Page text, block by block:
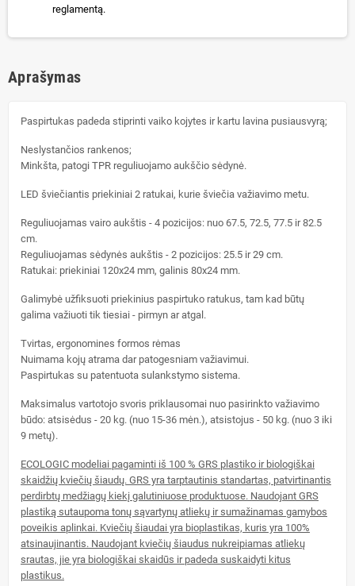
reglamentą.
Aprašymas
Paspirtukas padeda stiprinti vaiko kojytes ir kartu lavina pusiausvyrą;
Neslystančios rankenos;
Minkšta, patogi TPR reguliuojamo aukščio sėdynė.
LED šviečiantis priekiniai 2 ratukai, kurie šviečia važiavimo metu.
Reguliuojamas vairo aukštis - 4 pozicijos: nuo 67.5, 72.5, 77.5 ir 82.5
cm.
Reguliuojamas sėdynės aukštis - 2 pozicijos: 25.5 ir 29 cm.
Ratukai: priekiniai 120x24 mm, galinis 80x24 mm.
Galimybė užfiksuoti priekinius paspirtuko ratukus, tam kad būtų
galima važiuoti tik tiesiai - pirmyn ar atgal.
Tvirtas, ergonomines formos rėmas
Nuimama kojų atrama dar patogesniam važiavimui.
Paspirtukas su patentuota sulankstymo sistema.
Maksimalus vartotojo svoris priklausomai nuo pasirinkto važiavimo
būdo: atsisėdus - 20 kg. (nuo 15-36 mėn.), atsistojus - 50 kg. (nuo 3 iki
9 metų).
ECOLOGIC modeliai pagaminti iš 100 % GRS plastiko ir biologiškai
skaidžių kviečių šiaudų. GRS yra tarptautinis standartas, patvirtinantis
perdirbtų medžiagų kiekį galutiniuose produktuose. Naudojant GRS
plastiką sutaupoma tonų sąvartynų atliekų ir sumažinamas gamybos
poveikis aplinkai. Kviečių šiaudai yra bioplastikas, kuris yra 100%
atsinaujinantis. Naudojant kviečių šiaudus nukreipiamas atliekų
srautas, jie yra biologiškai skaidūs ir padeda suskaidyti kitus
plastikus.